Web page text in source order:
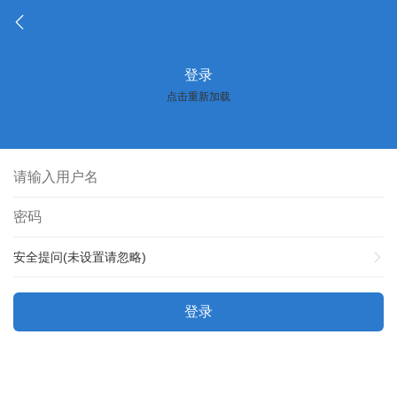
登录
点击重新加载
安全提问(未设置请忽略)
登录